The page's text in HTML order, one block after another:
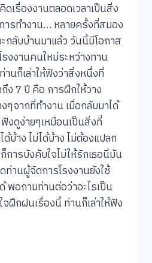
เรื่องงานตลอดเวลาเป็นสิ่ง
ารทำงาน… หลายครั้งที่สมอง
กลับบ้านมาแล้ว วันนี้มีโอกาส
งงานคนใหม่ระหว่างทาน
านก็เล่าให้ฟังว่าสิ่งหนึ่งที่
ง 7 ปี คือ การฝึกให้วาง
จากที่ทำงาน เมื่อกลับมาได้
งดูง่ายๆเหมือนเป็นสิ่งที่
บ้าง ไม่ได้บ้าง ไม่ต้องแปลก
ก็การบังคับใจไม่ให้รักเธอนี่มัน
านผู้จัดการโรงงานยังใช้
พอถามท่านต่อว่าอะไรเป็น
จฝึกฝนเรื่องนี้ ท่านก็เล่าให้ฟัง